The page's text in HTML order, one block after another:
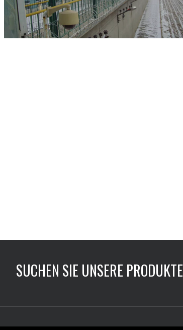
SUCHEN SIE UNSERE PRODUKTE